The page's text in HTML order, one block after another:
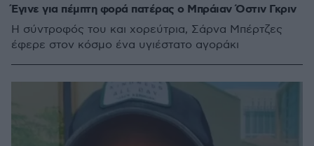
Έγινε για πέμπτη φορά πατέρας ο Μπράιαν Όστιν Γκριν
Η σύντροφός του και χορεύτρια, Σάρνα Μπέρτζες
έφερε στον κόσμο ένα υγιέστατο αγοράκι